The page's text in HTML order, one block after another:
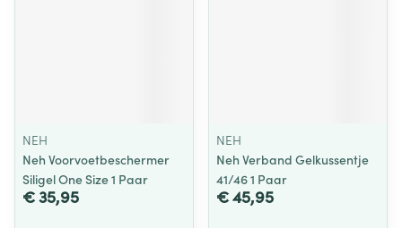
NEH
Neh Voorvoetbeschermer
Siligel One Size 1 Paar
€ 35,95
NEH
Neh Verband Gelkussentje
41/46 1 Paar
€ 45,95